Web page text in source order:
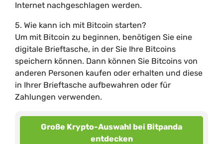
Internet nachgeschlagen werden.
5. Wie kann ich mit Bitcoin starten?
Um mit Bitcoin zu beginnen, benötigen Sie eine
digitale Brieftasche, in der Sie Ihre Bitcoins
speichern können. Dann können Sie Bitcoins von
anderen Personen kaufen oder erhalten und diese
in Ihrer Brieftasche aufbewahren oder für
Zahlungen verwenden.
Große Krypto-Auswahl bei Bitpanda
entdecken